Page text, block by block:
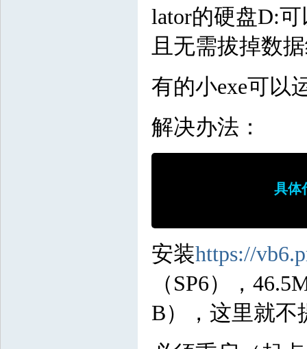
lator的硬盘D:
且无需拔掉数
有的小exe可以
解决办法：
具体
安装https://
（SP6），
B），这里就不